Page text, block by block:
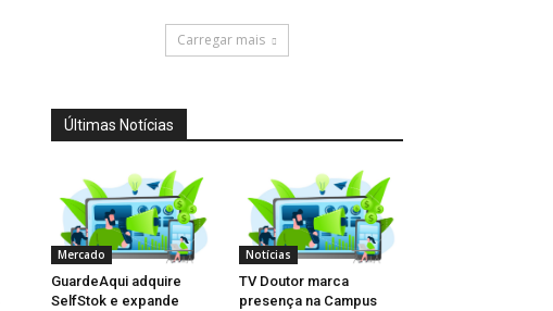
Carregar mais
Últimas Notícias
Mercado
GuardeAqui adquire
SelfStok e expande
Notícias
TV Doutor marca
presença na Campus